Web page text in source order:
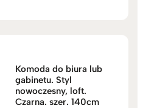
Komoda do biura lub
gabinetu. Styl
nowoczesny, loft.
Czarna. szer. 140cm